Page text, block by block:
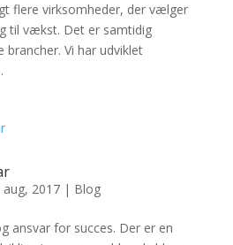
flere virksomheder, der vælger
til vækst. Det er samtidig
brancher. Vi har udviklet
aug, 2017| Blog
ansvar for succes. Der er en